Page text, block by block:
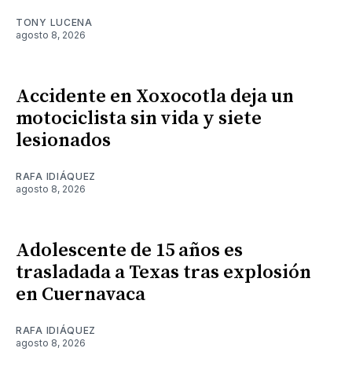
TONY LUCENA
agosto 8, 2026
Accidente en Xoxocotla deja un
motociclista sin vida y siete
lesionados
RAFA IDIÁQUEZ
agosto 8, 2026
Adolescente de 15 años es
trasladada a Texas tras explosión
en Cuernavaca
RAFA IDIÁQUEZ
agosto 8, 2026